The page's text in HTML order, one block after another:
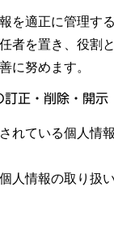
を適正に管理す
者を置き、役割
に努めます。
訂正・削除・開示
れている個人情
人情報の取り扱